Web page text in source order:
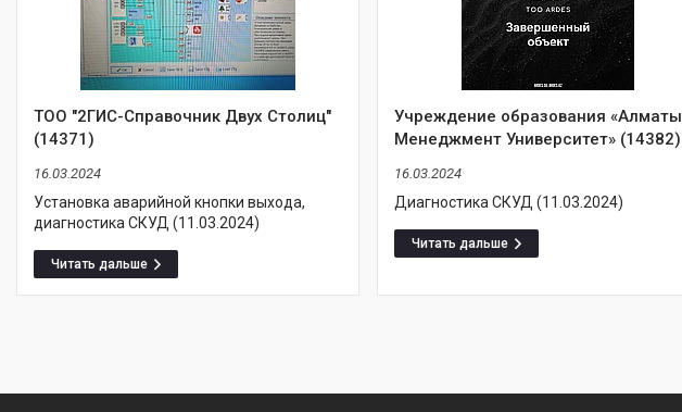
ТОО "2ГИС-Справочник Двух Столиц"
(14371)
16.03.2024
Установка аварийной кнопки выхода,
диагностика СКУД (11.03.2024)
Учреждение образования «Алматы
Менеджмент Университет» (14382)
16.03.2024
Диагностика СКУД (11.03.2024)